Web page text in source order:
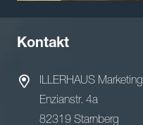
Kontakt
ILLERHAUS Marketing
Enzianstr. 4a
82319 Starnberg